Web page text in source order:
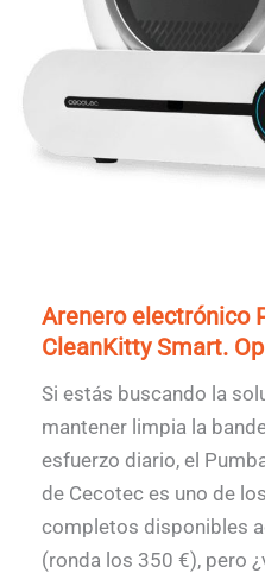
Arenero electrónico
CleanKitty Smart.
Si estás buscando la
mantener limpia la
esfuerzo diario, el
de Cecotec es uno de
completos disponibles
(ronda los 350 €), pero